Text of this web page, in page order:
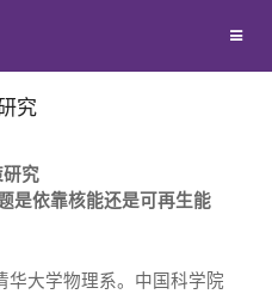
友会
究
究
是依靠核能还是可再生能
华大学物理系。中国科学院